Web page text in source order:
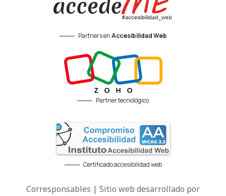
Partners enAccesibilidad Web
Partner tecnológico
Certificado accesibilidad web
Corresponsables | Sitio web desarrollado por